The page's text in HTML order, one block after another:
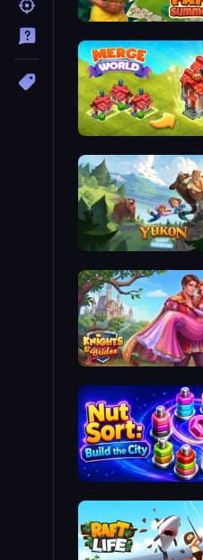
Papaya Summer Farm
Merge World
Yukon: Family Adventure
Knights & Brides
Nut Sort: Build the City